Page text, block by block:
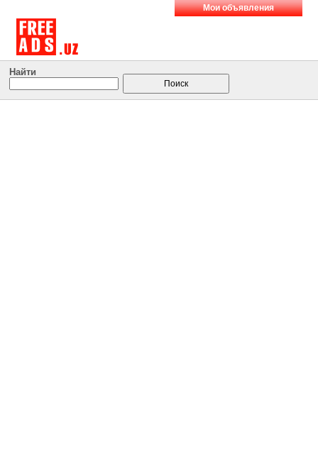
Мои объявления
Найти